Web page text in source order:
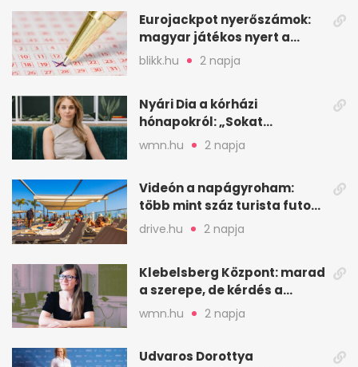
Eurojackpot nyerőszámok:
magyar játékos nyert a
2026. augusztus 4-i húzáson
blikk.hu 2 napja
Nyári Dia a kórházi
hónapokról: „Sokat
veszekedtem Istennel”
wmn.hu 2 napja
Videón a napágyroham:
több mint száz turista futott
a helyekért Tenerifén
drive.hu 2 napja
Klebelsberg Központ: marad
a szerepe, de kérdés a
hitelessége
wmn.hu 2 napja
Udvaros Dorottya